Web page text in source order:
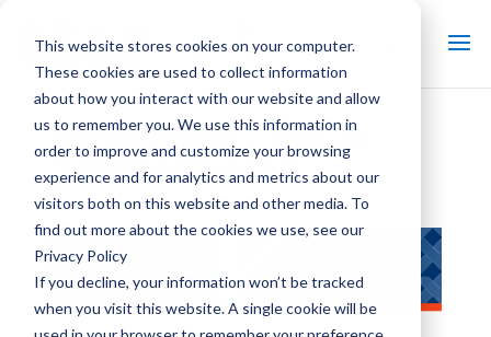
This website stores cookies on your computer.
These cookies are used to collect information
about how you interact with our website and allow
us to remember you. We use this information in
order to improve and customize your browsing
experience and for analytics and metrics about our
visitors both on this website and other media. To
find out more about the cookies we use, see our
Privacy Policy
If you decline, your information won’t be tracked
when you visit this website. A single cookie will be
Marley Insight – Tour de
refroidissement NX